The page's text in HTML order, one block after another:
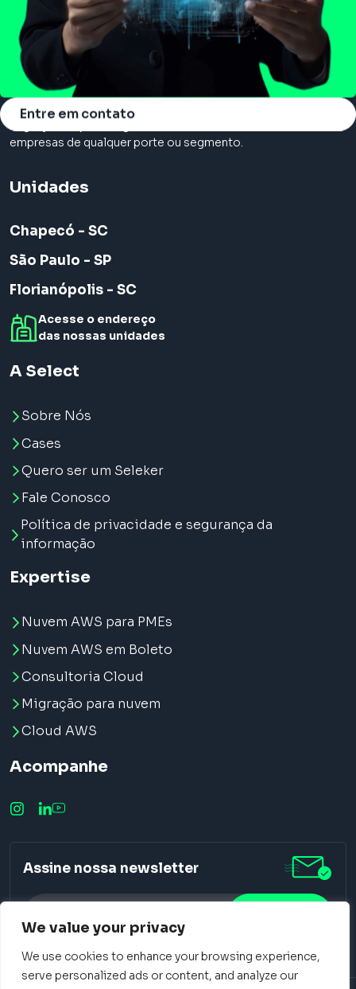
We value your privacy
We use cookies to enhance your browsing experience,
serve personalized ads or content, and analyze our
Entre em contato
Somos a principal consultoria em cloud, com serviços de
migração, suporte e gerenciamento na nuvem. Atendemos
empresas de qualquer porte ou segmento.
Unidades
Chapecó - SC
São Paulo - SP
Florianópolis - SC
Acesse o endereço
das nossas unidades
A Select
Sobre Nós
Cases
Quero ser um Seleker
Fale Conosco
Política de privacidade e segurança da
informação
Expertise
Nuvem AWS para PMEs
Nuvem AWS em Boleto
Consultoria Cloud
Migração para nuvem
Cloud AWS
Acompanhe
Assine nossa newsletter
Alternative: